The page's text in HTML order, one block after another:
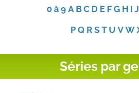
0 à 9 A B C D E F G H I J
P Q R S T U V W
Séries par